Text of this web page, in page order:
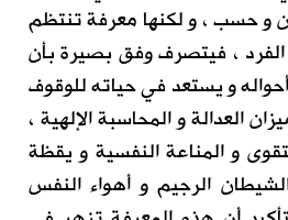
و حسب ، و لكنها معرفة تنتظم
، فيتصرف وفق بصيرة بأن
و يستعد في حياته للوقوف
العدالة و المحاسبة الإلهية ،
و المناعة النفسية و يقظة
الرجيم و أهواء النفس